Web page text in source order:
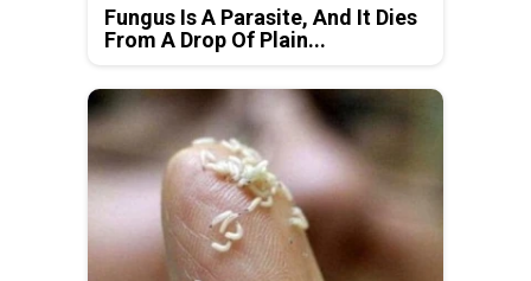
Fungus Is A Parasite, And It Dies
From A Drop Of Plain...